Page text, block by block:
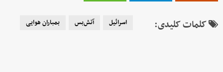
کلمات کلیدی: اسرائیل آتش‌بس بمباران هوایی